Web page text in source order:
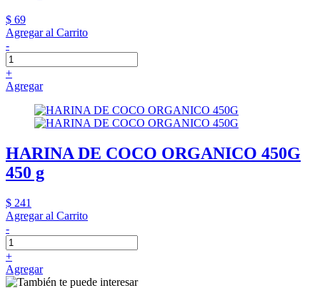
$ 69
Agregar al Carrito
-
+
Agregar
HARINA DE COCO ORGANICO 450G
450 g
$ 241
Agregar al Carrito
-
+
Agregar